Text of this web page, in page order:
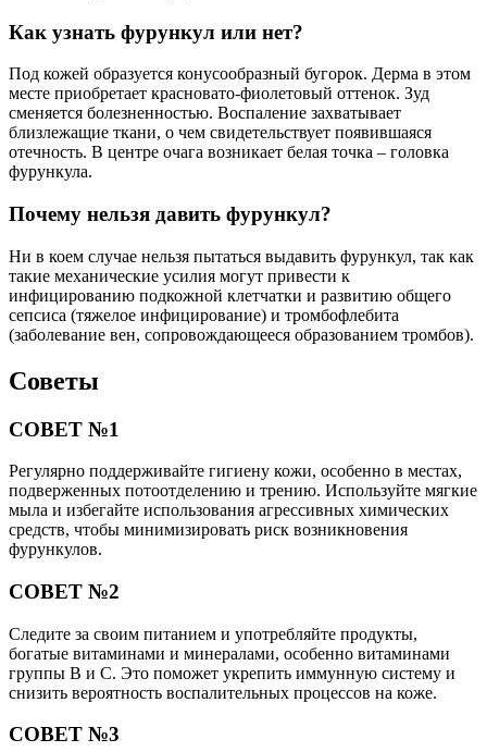
Как узнать фурункул или нет?
Под кожей образуется конусообразный бугорок. Дерма в этом
месте приобретает красновато-фиолетовый оттенок. Зуд
сменяется болезненностью. Воспаление захватывает
близлежащие ткани, о чем свидетельствует появившаяся
отечность. В центре очага возникает белая точка – головка
фурункула.
Почему нельзя давить фурункул?
Ни в коем случае нельзя пытаться выдавить фурункул, так как
такие механические усилия могут привести к
инфицированию подкожной клетчатки и развитию общего
сепсиса (тяжелое инфицирование) и тромбофлебита
(заболевание вен, сопровождающееся образованием тромбов).
Советы
СОВЕТ №1
Регулярно поддерживайте гигиену кожи, особенно в местах,
подверженных потоотделению и трению. Используйте мягкие
мыла и избегайте использования агрессивных химических
средств, чтобы минимизировать риск возникновения
фурункулов.
СОВЕТ №2
Следите за своим питанием и употребляйте продукты,
богатые витаминами и минералами, особенно витаминами
группы B и C. Это поможет укрепить иммунную систему и
снизить вероятность воспалительных процессов на коже.
СОВЕТ №3